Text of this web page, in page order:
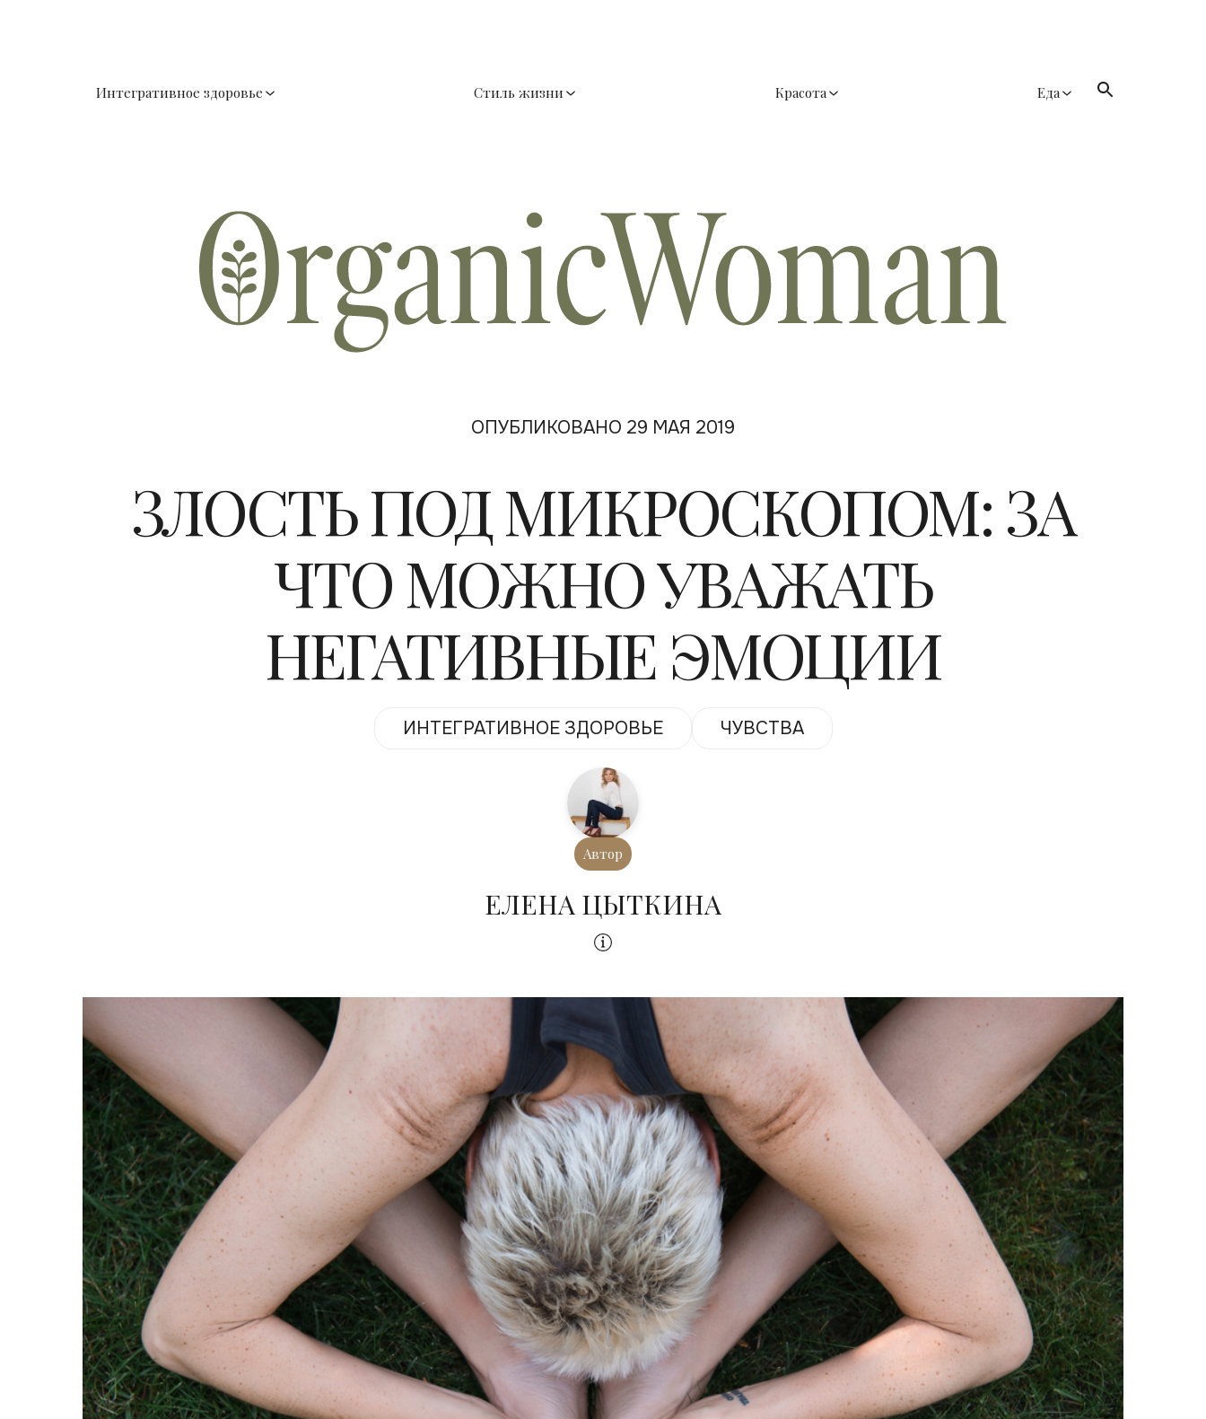
Интегративное здоровье Стиль жизни Красота Еда
ОПУБЛИКОВАНО 29 МАЯ 2019
ЗЛОСТЬ ПОД МИКРОСКОПОМ: ЗА
ЧТО МОЖНО УВАЖАТЬ
НЕГАТИВНЫЕ ЭМОЦИИ
ИНТЕГРАТИВНОЕ ЗДОРОВЬЕ ЧУВСТВА
Автор
ЕЛЕНА ЦЫТКИНА